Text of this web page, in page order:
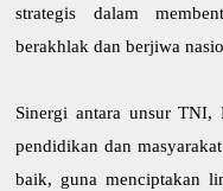
strategis dalam
berakhlak dan berjiwa
Sinergi antara unsur TNI,
pendidikan dan
baik, guna menciptakan